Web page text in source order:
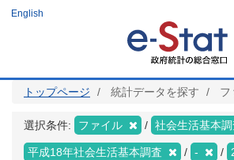
ツ
English
トップページ 統計データを探す フ
選択条件: ファイル 社会生活基本調
平成18年社会生活基本調査 -